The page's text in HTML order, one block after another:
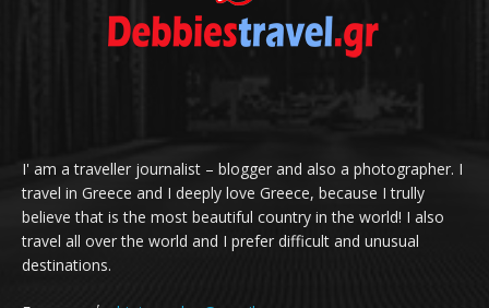
I' am a traveller journalist – blogger and also a photographer. I
travel in Greece and I deeply love Greece, because I trully
believe that is the most beautiful country in the world! I also
travel all over the world and I prefer difficult and unusual
destinations.